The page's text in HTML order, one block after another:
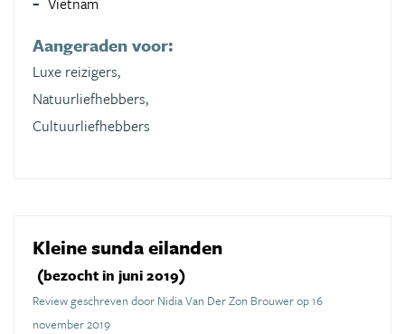
Aangeraden voor:
Luxe reizigers,
Natuurliefhebbers,
Cultuurliefhebbers
Kleine sunda eilanden
(bezocht in juni 2019)
Review geschreven door Nidia Van Der Zon Brouwer op 16
november 2019